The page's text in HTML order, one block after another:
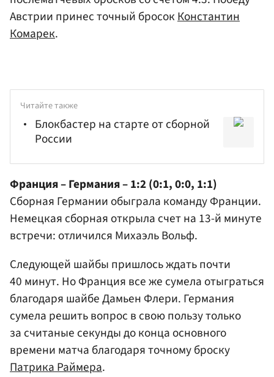
Австрии принес точный бросокКонстантин
Комарек.
Читайте также
Блокбастер на старте от сборной
России
Франция – Германия – 1:2 (0:1, 0:0, 1:1)
Сборная Германии обыграла команду Франции.
Немецкая сборная открыла счет на 13-й минуте
встречи: отличился Михаэль Вольф.
Следующей шайбы пришлось ждать почти
40 минут. Но Франция все же сумела отыграться
благодаря шайбе Дамьен Флери. Германия
сумела решить вопрос в свою пользу только
за считаные секунды до конца основного
времени матча благодаря точному броску
Патрика Раймера.